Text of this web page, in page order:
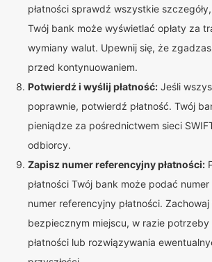
płatności sprawdź wszystkie
Twój bank może wyświetlać opłaty za
wymiany walut. Upewnij się, że
przed kontynuowaniem.
Potwierdź i wyślij płatność: Jeśli
poprawnie, potwierdź płatność. Twój
pieniądze za pośrednictwem sieci
odbiorcy.
Zapisz numer referencyjny płatności:
płatności Twój bank może podać
numer referencyjny płatności.
bezpiecznym miejscu, w razie potrzeby
płatności lub rozwiązywania